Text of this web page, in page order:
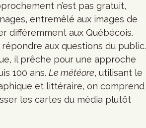
n’est pas gratuit,
entremêlé aux images de
différemment aux Québécois.
aux questions du public.
il prêche pour une approche
100 ans. Le météore, utilisant le
et littéraire, on comprend
les cartes du média plutôt